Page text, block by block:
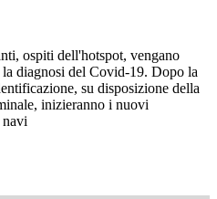
ospiti dell'hotspot, vengano
diagnosi del Covid-19. Dopo la
su disposizione della
inizieranno i nuovi